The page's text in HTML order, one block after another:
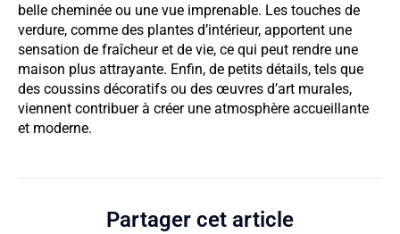
belle cheminée ou une vue imprenable. Les touches de
verdure, comme des plantes d’intérieur, apportent une
sensation de fraîcheur et de vie, ce qui peut rendre une
maison plus attrayante. Enfin, de petits détails, tels que
des coussins décoratifs ou des œuvres d’art murales,
viennent contribuer à créer une atmosphère accueillante
et moderne.
Partager cet article